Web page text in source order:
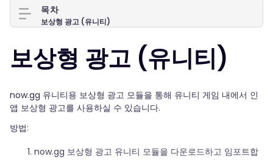
보상형 광고 (유니티)
now.gg 유니티용 보상형 광고 모듈을 통해 유니티 게임 내에서 인
앱 보상형 광고를 사용하실 수 있습니다.
방법:
now.gg 보상형 광고 유니티 모듈을 다운로드하고 임포트합
목차
보상형 광고 (유니티)